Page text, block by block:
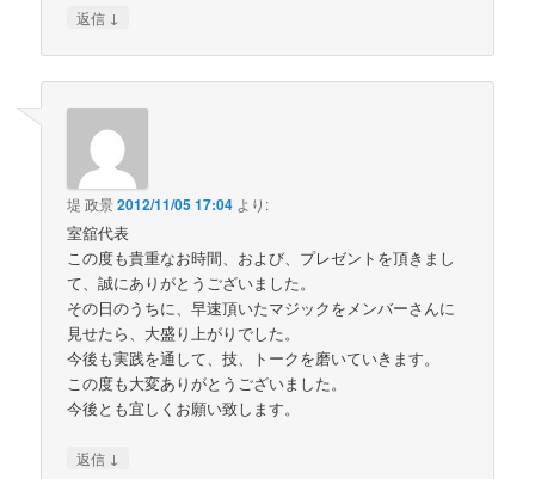
返信 ↓
堤 政景2012/11/05 17:04 より:
室舘代表
この度も貴重なお時間、および、プレゼントを頂きまし
て、誠にありがとうございました。
その日のうちに、早速頂いたマジックをメンバーさんに
見せたら、大盛り上がりでした。
今後も実践を通して、技、トークを磨いていきます。
この度も大変ありがとうございました。
今後とも宜しくお願い致します。
返信 ↓